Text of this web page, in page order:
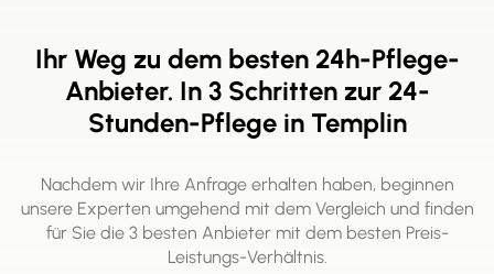
Ihr Weg zu dem besten 24h-Pflege-
Anbieter. In 3 Schritten zur 24-
Stunden-Pflege in Templin
Nachdem wir Ihre Anfrage erhalten haben, beginnen
unsere Experten umgehend mit dem Vergleich und finden
für Sie die 3 besten Anbieter mit dem besten Preis-
Leistungs-Verhältnis.